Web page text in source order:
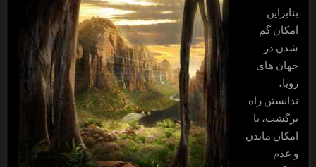
بنابراین
امکان گم
شدن در
جهان های
رویا،
ندانستن راه
برگشت، یا
امکان ماندن
و عدم